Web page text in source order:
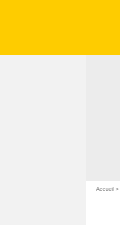
Accueil